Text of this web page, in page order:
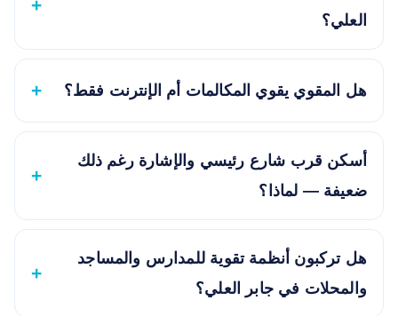
العلي؟
هل المقوي يقوي المكالمات أم الإنترنت فقط؟
أسكن قرب شارع رئيسي والإشارة رغم ذلك
ضعيفة — لماذا؟
هل تركبون أنظمة تقوية للمدارس والمساجد
والمحلات في جابر العلي؟